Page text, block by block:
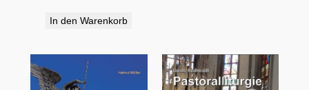
In den Warenkorb